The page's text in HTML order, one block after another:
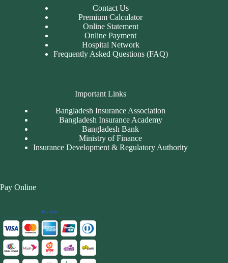
Contact Us
Premium Calculator
Online Statement
Online Payment
Hospital Network
Frequently Asked Questions (FAQ)
Important Links
Bangladesh Insurance Association
Bangladesh Insurance Academy
Bangladesh Bank
Ministry of Finance
Insurance Development & Regulatory Authority
Pay Online